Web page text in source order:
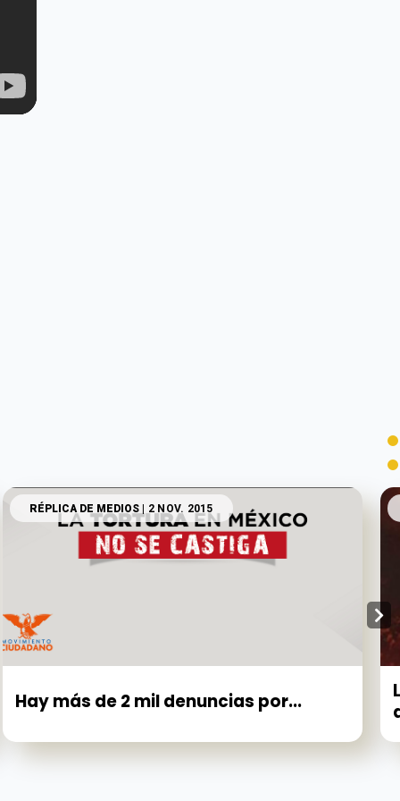
RÉPLICA DE MEDIOS | 2 NOV. 2015
Hay más de 2 mil denuncias por...